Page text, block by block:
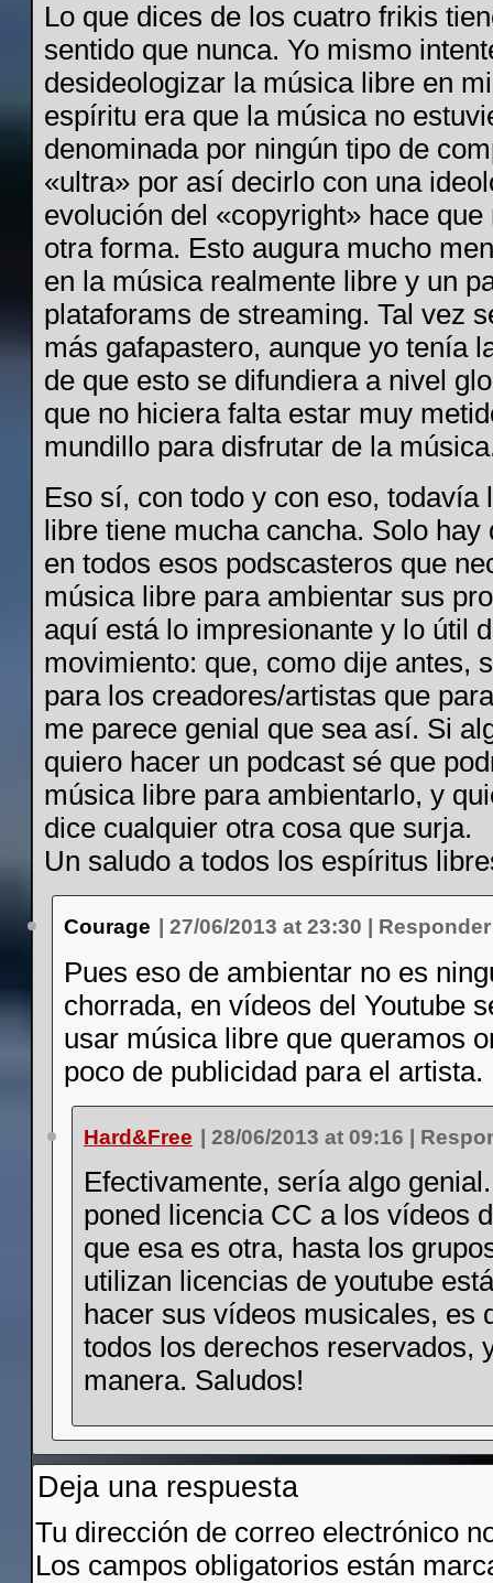
Lo que dices de los cuatro frikis
sentido que nunca. Yo mismo
desideologizar la música libre en
espíritu era que la música no
denominada por ningún tipo de
«ultra» por así decirlo con una
evolución del «copyright» hace que
otra forma. Esto augura mucho
en la música realmente libre y un
plataforams de streaming. Tal vez
más gafapastero, aunque yo tenía
de que esto se difundiera a nivel
que no hiciera falta estar muy
mundillo para disfrutar de la
Eso sí, con todo y con eso, todavía
libre tiene mucha cancha. Solo hay
en todos esos podscasteros que
música libre para ambientar sus
aquí está lo impresionante y lo útil
movimiento: que, como dije antes,
para los creadores/artistas que
me parece genial que sea así. Si
quiero hacer un podcast sé que
música libre para ambientarlo, y
dice cualquier otra cosa que surja.
Un saludo a todos los espíritus
Courage |27/06/2013 at 23:30 Responder
Pues eso de ambientar no es
chorrada, en vídeos del Youtube
usar música libre que queramos
poco de publicidad para el artista.
Hard&Free | 28/06/2013 at 09:16 |
Efectivamente, sería algo
poned licencia CC a los vídeos
que esa es otra, hasta los
utilizan licencias de youtube
hacer sus vídeos musicales, es
todos los derechos reservados,
manera. Saludos!
Deja una respuesta
Tu dirección de correo electrónico
Los campos obligatorios están